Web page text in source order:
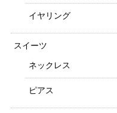
イヤリング
スイーツ
ネックレス
ピアス